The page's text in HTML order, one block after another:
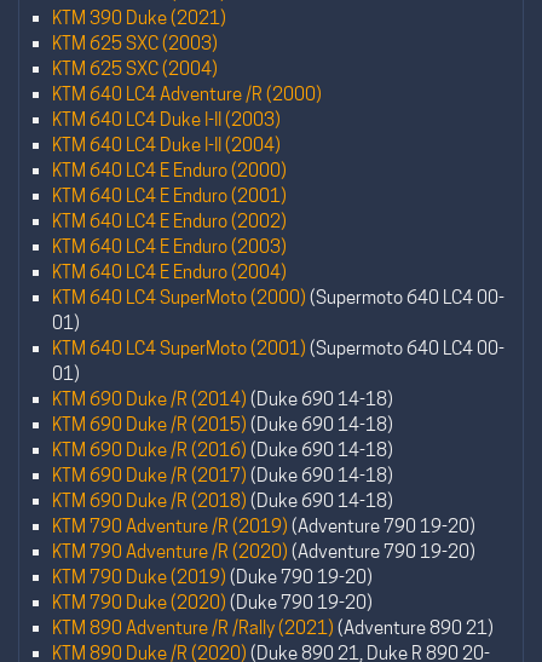
KTM 390 Duke (2021)
KTM 625 SXC (2003)
KTM 625 SXC (2004)
KTM 640 LC4 Adventure /R (2000)
KTM 640 LC4 Duke I-II (2003)
KTM 640 LC4 Duke I-II (2004)
KTM 640 LC4 E Enduro (2000)
KTM 640 LC4 E Enduro (2001)
KTM 640 LC4 E Enduro (2002)
KTM 640 LC4 E Enduro (2003)
KTM 640 LC4 E Enduro (2004)
KTM 640 LC4 SuperMoto (2000) (Supermoto 640 LC4 00-
01)
KTM 640 LC4 SuperMoto (2001) (Supermoto 640 LC4 00-
01)
KTM 690 Duke /R (2014) (Duke 690 14-18)
KTM 690 Duke /R (2015) (Duke 690 14-18)
KTM 690 Duke /R (2016) (Duke 690 14-18)
KTM 690 Duke /R (2017) (Duke 690 14-18)
KTM 690 Duke /R (2018) (Duke 690 14-18)
KTM 790 Adventure /R (2019) (Adventure 790 19-20)
KTM 790 Adventure /R (2020) (Adventure 790 19-20)
KTM 790 Duke (2019) (Duke 790 19-20)
KTM 790 Duke (2020) (Duke 790 19-20)
KTM 890 Adventure /R /Rally (2021) (Adventure 890 21)
KTM 890 Duke /R (2020) (Duke 890 21, Duke R 890 20-